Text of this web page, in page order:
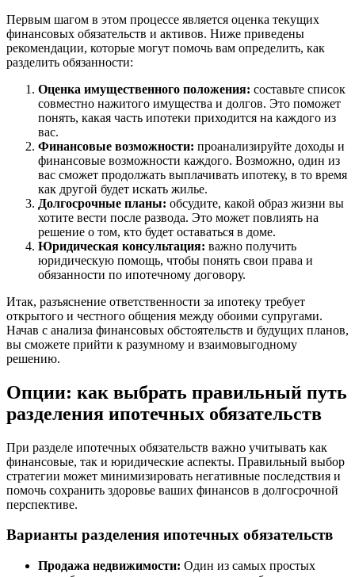
Первым шагом в этом процессе является оценка текущих
финансовых обязательств и активов. Ниже приведены
рекомендации, которые могут помочь вам определить, как
разделить обязанности:
Оценка имущественного положения: составьте список
совместно нажитого имущества и долгов. Это поможет
понять, какая часть ипотеки приходится на каждого из
вас.
Финансовые возможности: проанализируйте доходы и
финансовые возможности каждого. Возможно, один из
вас сможет продолжать выплачивать ипотеку, в то время
как другой будет искать жилье.
Долгосрочные планы: обсудите, какой образ жизни вы
хотите вести после развода. Это может повлиять на
решение о том, кто будет оставаться в доме.
Юридическая консультация: важно получить
юридическую помощь, чтобы понять свои права и
обязанности по ипотечному договору.
Итак, разъяснение ответственности за ипотеку требует
открытого и честного общения между обоими супругами.
Начав с анализа финансовых обстоятельств и будущих планов,
вы сможете прийти к разумному и взаимовыгодному
решению.
Опции: как выбрать правильный путь
разделения ипотечных обязательств
При разделе ипотечных обязательств важно учитывать как
финансовые, так и юридические аспекты. Правильный выбор
стратегии может минимизировать негативные последствия и
помочь сохранить здоровье ваших финансов в долгосрочной
перспективе.
Варианты разделения ипотечных обязательств
Продажа недвижимости: Один из самых простых